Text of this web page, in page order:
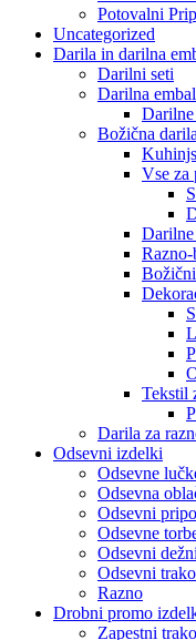
Potovalni
Uncategorized
Darila in darilna
Darilni seti
Darilna
Božična
Vse za
Tekstil
Darila za
Odsevni izdelki
Odsevne
Odsevna
Odsevni
Odsevne
Odsevni
Odsevni
Razno
Drobni promo
Zapestni